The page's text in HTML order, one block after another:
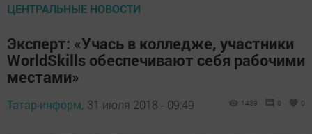
ЦЕНТРАЛЬНЫЕ НОВОСТИ
Эксперт: «Учась в колледже, участники
WorldSkills обеспечивают себя рабочими
местами»
Татар-информ, 31 июля 2018 - 09:49 1439 0 0